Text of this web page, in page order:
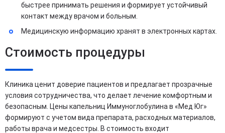
быстрее принимать решения и формирует устойчивый
контакт между врачом и больным.
Медицинскую информацию хранят в электронных картах.
Стоимость процедуры
Клиника ценит доверие пациентов и предлагает прозрачные
условия сотрудничества, что делает лечение комфортным и
безопасным. Цены капельниц Иммуноглобулина в «Мед Юг»
формируют с учетом вида препарата, расходных материалов,
работы врача и медсестры. В стоимость входит